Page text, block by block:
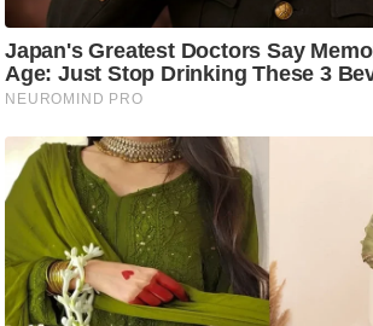
श्ले
ष
ण
म
सा
म
यि
क
मा